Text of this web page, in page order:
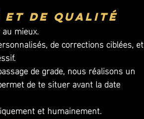
et de qualité
mieux.
de corrections ciblées, et
de grade, nous réalisons un
de te situer avant la date
et humainement.